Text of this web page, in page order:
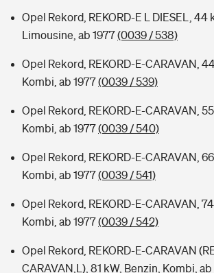
Opel Rekord, REKORD-E L DIESEL, 44
Limousine, ab 1977(0039 / 538)
Opel Rekord, REKORD-E-CARAVAN,
Kombi, ab 1977(0039 / 539)
Opel Rekord, REKORD-E-CARAVAN,
Kombi, ab 1977(0039 / 540)
Opel Rekord, REKORD-E-CARAVAN,
Kombi, ab 1977(0039 / 541)
Opel Rekord, REKORD-E-CARAVAN,
Kombi, ab 1977(0039 / 542)
Opel Rekord, REKORD-E-CARAVAN
CARAVAN,L), 81 kW, Benzin, Kombi, ab